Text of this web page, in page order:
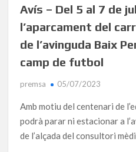
Avís – Del 5 al 7 de
l’aparcament del
de l’avinguda Baix
camp de futbol
premsa 05/07/2023
Amb motiu del centenari de
podrà parar ni estacionar a
de l’alçada del consultori